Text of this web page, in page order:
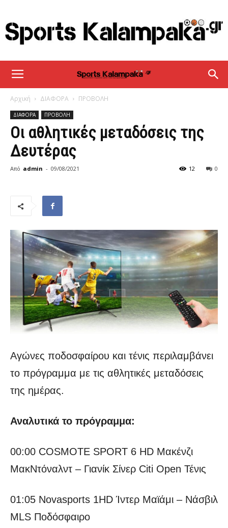
sportskalampaka
Αρχική ΔΙΑΦΟΡΑ ΠΡΟΒΟΛΗ
ΔΙΑΦΟΡΑ ΠΡΟΒΟΛΗ
Οι αθλητικές μεταδόσεις της
Δευτέρας
Από admin - 09/08/2021 0
12
Αγώνες ποδοσφαίρου και τένις περιλαμβάνει
το πρόγραμμα με τις αθλητικές μεταδόσεις
της ημέρας.
Αναλυτικά το πρόγραμμα:
00:00 COSMOTE SPORT 6 HD Μακένζι
ΜακΝτόναλντ – Γιανίκ Σίνερ Citi Open Τένις
01:05 Novasports 1HD Ίντερ Μαϊάμι – Νάσβιλ
MLS Ποδόσφαιρο